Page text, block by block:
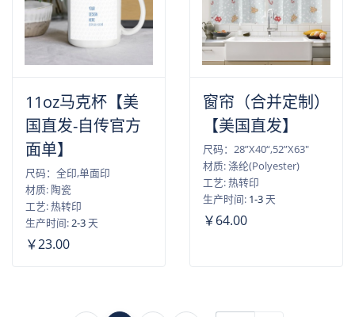
11oz马克杯【美
国直发-自传官方
面单】
尺码：全印,单面印
材质: 陶瓷
工艺: 热转印
生产时间: 2-3天
￥23.00
窗帘（合并定制）
【美国直发】
尺码：28”X40“,52”X63"
材质: 涤纶(Polyester)
工艺: 热转印
生产时间: 1-3天
￥64.00